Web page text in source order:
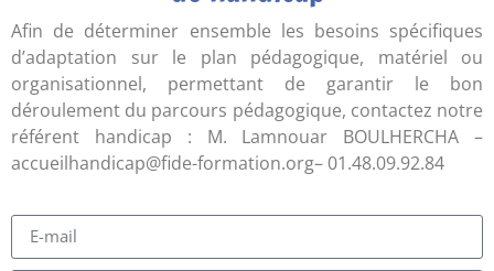
Afin de déterminer ensemble les besoins spécifiques
d’adaptation sur le plan pédagogique, matériel ou
organisationnel, permettant de garantir le bon
déroulement du parcours pédagogique, contactez notre
référent handicap : M. Lamnouar BOULHERCHA –
accueilhandicap@fide-formation.org– 01.48.09.92.84